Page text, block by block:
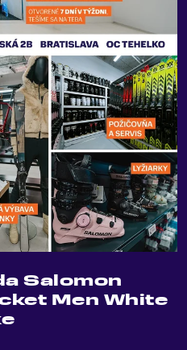
Salomon
Men White